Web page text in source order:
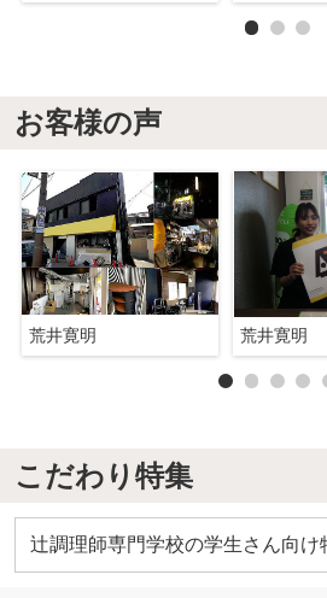
お客様の声
荒井寛明 荒井寛明
こだわり特集
辻調理師専門学校の学生さん向け